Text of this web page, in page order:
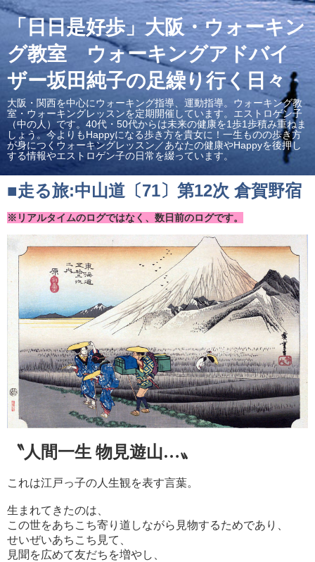
「日日是好歩」大阪・ウォーキン
グ教室 ウォーキングアドバイ
ザー坂田純子の足繰り行く日々
大阪・関西を中心にウォーキング指導、運動指導。ウォーキング教
室・ウォーキングレッスンを定期開催しています。エストロゲン子
（中の人）です。40代・50代からは未来の健康を1歩1歩積み重ねま
しょう。今よりもHappyになる歩き方を貴女に！一生ものの歩き方
が身につくウォーキングレッスン／あなたの健康やHappyを後押し
する情報やエストロゲン子の日常を綴っています。
■走る旅:中山道〔71〕第12次 倉賀野宿
※リアルタイムのログではなく、数日前のログです。
〝人間一生 物見遊山…〟
これは江戸っ子の人生観を表す言葉。
生まれてきたのは、
この世をあちこち寄り道しながら見物するためであり、
せいぜいあちこち見て、
見聞を広めて友だちを増やし、